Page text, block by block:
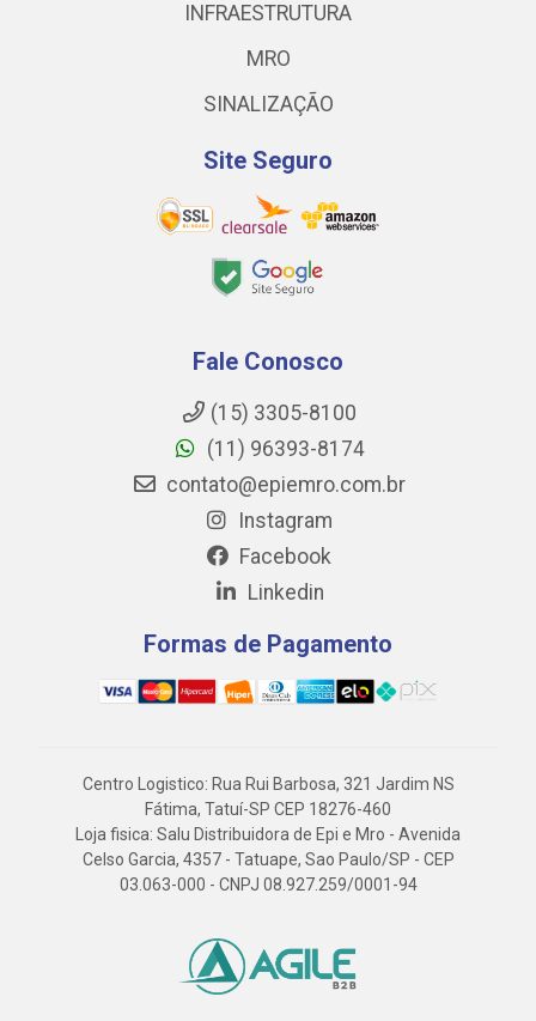
INFRAESTRUTURA
MRO
SINALIZAÇÃO
Site Seguro
Fale Conosco
(15) 3305-8100
(11) 96393-8174
contato@epiemro.com.br
Instagram
Facebook
Linkedin
Formas de Pagamento
Centro Logistico: Rua Rui Barbosa, 321 Jardim NS
Fátima, Tatuí-SP CEP 18276-460
Loja fisica: Salu Distribuidora de Epi e Mro - Avenida
Celso Garcia, 4357 - Tatuape, Sao Paulo/SP - CEP
03.063-000 - CNPJ 08.927.259/0001-94